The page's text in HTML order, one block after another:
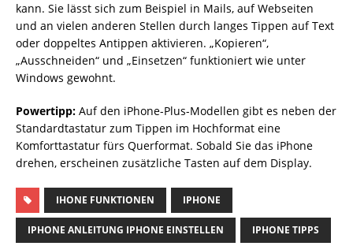
kann. Sie lässt sich zum Beispiel in Mails, auf Webseiten
und an vielen anderen Stellen durch langes Tippen auf Text
oder doppeltes Antippen aktivieren. „Kopieren“,
„Ausschneiden“ und „Einsetzen“ funktioniert wie unter
Windows gewohnt.
Powertipp: Auf den iPhone-Plus-Modellen gibt es neben der
Standardtastatur zum Tippen im Hochformat eine
Komforttastatur fürs Querformat. Sobald Sie das iPhone
drehen, erscheinen zusätzliche Tasten auf dem Display.
IHONE FUNKTIONEN IPHONE
IPHONE ANLEITUNG IPHONE EINSTELLEN IPHONE TIPPS